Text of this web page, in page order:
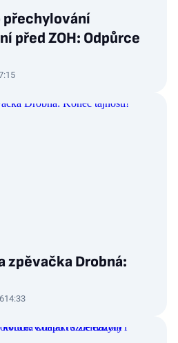
přechylování
před ZOH: Odpůrce
zpěvačka Drobná:
14:33